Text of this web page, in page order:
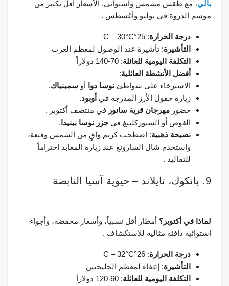
بالي، مع طقس مشمس واستوائي. الأسعار أقل بكثير من
موسم الذروة في يوليو وأغسطس .
درجة الحرارة: 25°C – 30°C
التأشيرة: تأشيرة عند الوصول لمعظم العرب
التكلفة اليومية للعائلة: 70-140 دولاراً
أفضل الأنشطة العائلية:
الاسترخاء على شواطئ نوسا دوا أو سمينياك.
زيارة حقول الأرز المدرجة في أوبود.
حضور مهرجان قرية سانور في منتصف أكتوبر .
الغوص أو السنوركلينغ في جزر نوسا بينيدا .
نصيحة ذهبية: اصطحب كريم واقٍ من الشمس وقبعة،
واستخدم شال السارونغ عند زيارة المعابد احتراماً
للتقاليد .
9. بانكوك، تايلاند – حيوية آسيا النابضة
لماذا في أكتوبر؟ أمطار أقل نسبياً، وأسعار مخفضة، وأجواء
استوائية دافئة مثالية للاستكشاف .
درجة الحرارة: 26°C – 32°C
التأشيرة: إعفاء لمعظم الخليجيين
التكلفة اليومية للعائلة: 60-120 دولاراً